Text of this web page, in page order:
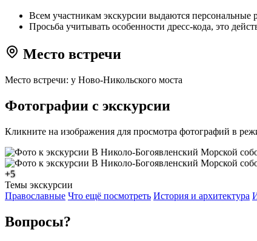
Всем участникам экскурсии выдаются
Просьба учитывать особенности дресс-кода, это
Место встречи
Место встречи: у Ново-Никольского моста
Фотографии с экскурсии
Кликните на изображения для просмотра фотографий в
+5
Темы экскурсии
Православные Что ещё посмотреть История и архитектура
Вопросы?